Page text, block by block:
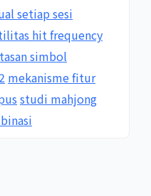
setiap sesi
hit frequency
simbol
mekanisme fitur
studi mahjong